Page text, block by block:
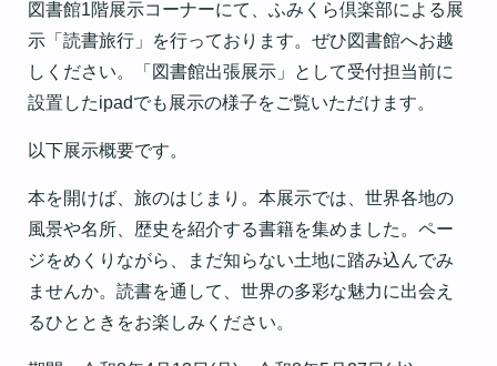
図書館1階展示コーナーにて、ふみくら倶楽部による展
示「読書旅行」を行っております。ぜひ図書館へお越
しください。「図書館出張展示」として受付担当前に
設置したipadでも展示の様子をご覧いただけます。
以下展示概要です。
本を開けば、旅のはじまり。本展示では、世界各地の
風景や名所、歴史を紹介する書籍を集めました。ペー
ジをめくりながら、まだ知らない土地に踏み込んでみ
ませんか。読書を通して、世界の多彩な魅力に出会え
るひとときをお楽しみください。